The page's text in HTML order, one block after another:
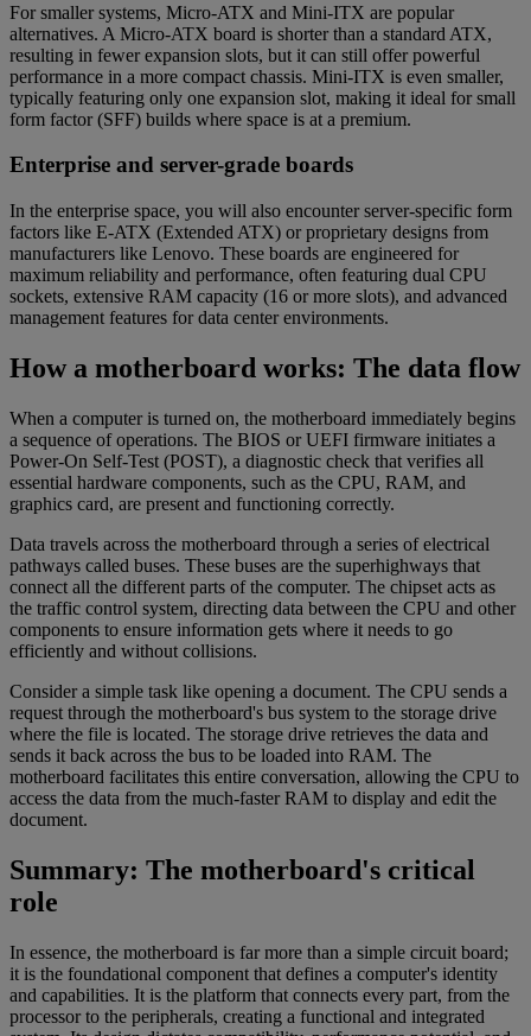
For smaller systems, Micro-ATX and Mini-ITX are popular
alternatives. A Micro-ATX board is shorter than a standard ATX,
resulting in fewer expansion slots, but it can still offer powerful
performance in a more compact chassis. Mini-ITX is even smaller,
typically featuring only one expansion slot, making it ideal for small
form factor (SFF) builds where space is at a premium.
Enterprise and server-grade boards
In the enterprise space, you will also encounter server-specific form
factors like E-ATX (Extended ATX) or proprietary designs from
manufacturers like Lenovo. These boards are engineered for
maximum reliability and performance, often featuring dual CPU
sockets, extensive RAM capacity (16 or more slots), and advanced
management features for data center environments.
How a motherboard works: The data flow
When a computer is turned on, the motherboard immediately begins
a sequence of operations. The BIOS or UEFI firmware initiates a
Power-On Self-Test (POST), a diagnostic check that verifies all
essential hardware components, such as the CPU, RAM, and
graphics card, are present and functioning correctly.
Data travels across the motherboard through a series of electrical
pathways called buses. These buses are the superhighways that
connect all the different parts of the computer. The chipset acts as
the traffic control system, directing data between the CPU and other
components to ensure information gets where it needs to go
efficiently and without collisions.
Consider a simple task like opening a document. The CPU sends a
request through the motherboard's bus system to the storage drive
where the file is located. The storage drive retrieves the data and
sends it back across the bus to be loaded into RAM. The
motherboard facilitates this entire conversation, allowing the CPU to
access the data from the much-faster RAM to display and edit the
document.
Summary: The motherboard's critical
role
In essence, the motherboard is far more than a simple circuit board;
it is the foundational component that defines a computer's identity
and capabilities. It is the platform that connects every part, from the
processor to the peripherals, creating a functional and integrated